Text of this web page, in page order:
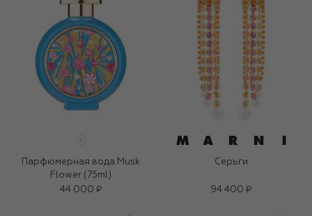
Парфюмерная вода Musk
Flower (75ml)
44 000 ₽
Серьги
94 400 ₽